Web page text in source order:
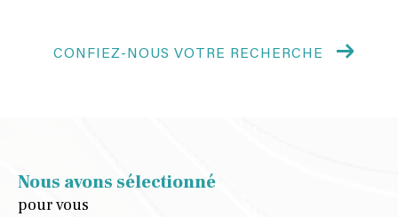
CONFIEZ-NOUS VOTRE RECHERCHE
Nous avons sélectionné
pour vous